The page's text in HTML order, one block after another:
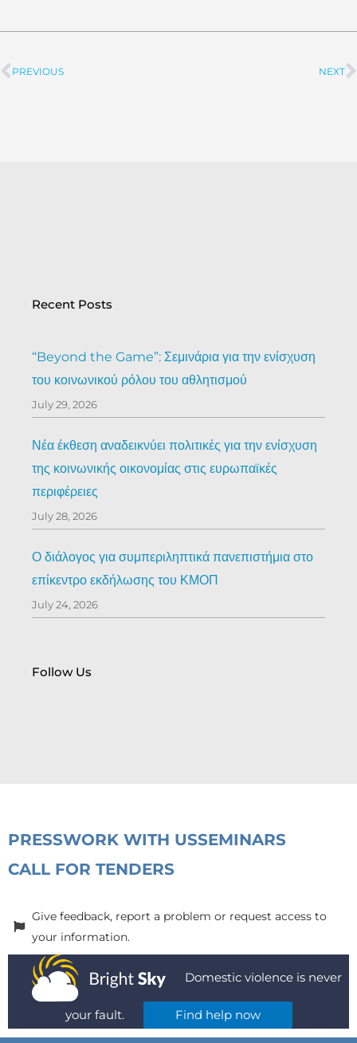
Prev
PREVIOUS NEXT
Recent Posts
“Beyond the Game”: Σεμινάρια για την ενίσχυση
του κοινωνικού ρόλου του αθλητισμού
July 29, 2026
Νέα έκθεση αναδεικνύει πολιτικές για την ενίσχυση
της κοινωνικής οικονομίας στις ευρωπαϊκές
περιφέρειες
July 28, 2026
Ο διάλογος για συμπεριληπτικά πανεπιστήμια στο
επίκεντρο εκδήλωσης του ΚΜΟΠ
July 24, 2026
Follow Us
PRESSWORK WITH USSEMINARS
CALL FOR TENDERS
Give feedback, report a problem or request access to
your information.
Domestic violence is never
your fault. Find help now